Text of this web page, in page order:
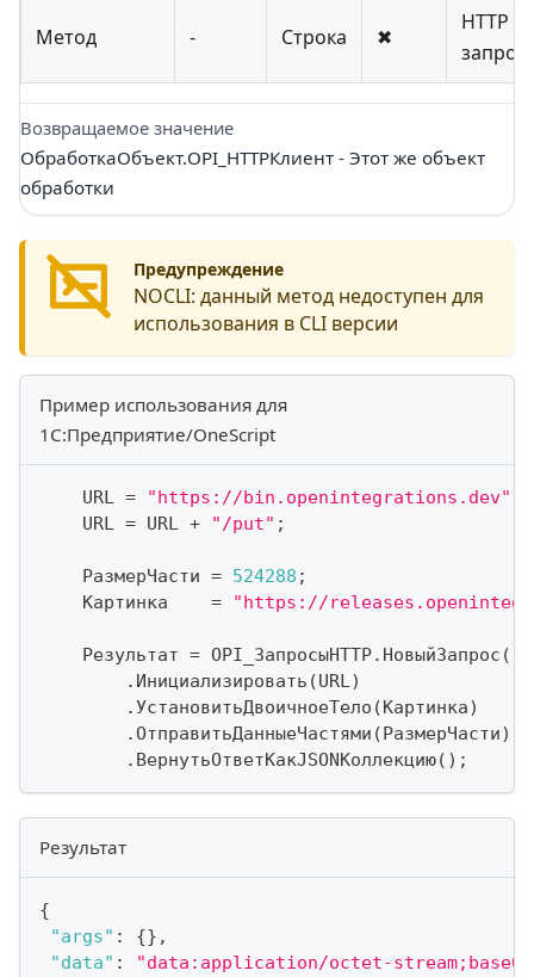
Метод - Строка ✖
HTTP
Возвращаемое значение
ОбработкаОбъект.OPI_HTTPКлиент - Этот же объект
обработки
Предупреждение
NOCLI: данный метод недоступен для
использования в CLI версии
Пример использования для
1С:Предприятие/OneScript
    URL
= "https://bin.openintegrations.dev"
    URL
= URL + "/put" ;
    РазмерЧасти
= 524288 ;
    Картинка
= "https://
    Результат
= OPI_ЗапросыHTTP. НовыйЗапрос (
. Инициализировать (URL)
. УстановитьДвоичноеТело (Картинка)
.ОтправитьДанныеЧастями (РазмерЧасти)
. ВернутьОтветКакJSONКоллекцию( ) ;
Результат
{
"args" : {} ,
"data" :
"data:application/